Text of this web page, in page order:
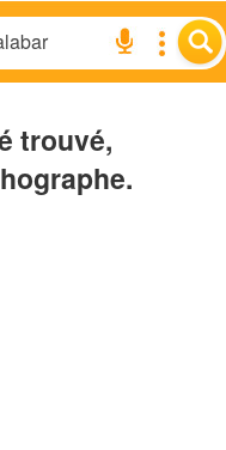
trouvé,